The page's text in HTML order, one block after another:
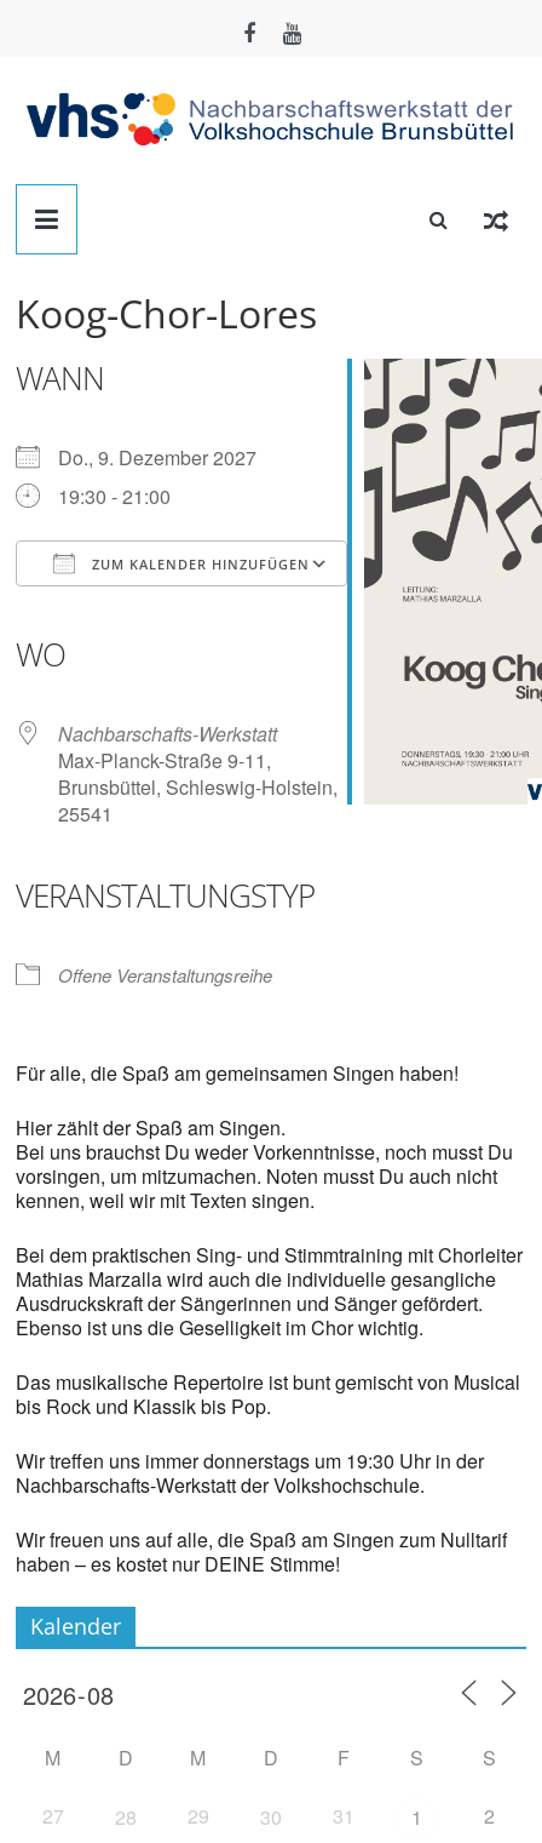
Nachbarschafts-
Werkstatt
Brunsbüttel
Der
zum
Basteln,
Tüfteln,
Digitalisieren
Koog-Chor-Lores
WANN
Do., 9. Dezember 2027
19:30 - 21:00
ZUM KALENDER HINZUFÜGEN
Outlook Live
WO
Nachbarschafts-Werkstatt
Max-Planck-Straße 9-11,
Brunsbüttel, Schleswig-Holstein,
25541
VERANSTALTUNGSTYP
Offene Veranstaltungsreihe
Für alle, die Spaß am gemeinsamen Singen haben!
Hier zählt der Spaß am Singen.
Bei uns brauchst Du weder Vorkenntnisse, noch musst Du
vorsingen, um mitzumachen. Noten musst Du auch nicht
kennen, weil wir mit Texten singen.
Bei dem praktischen Sing- und Stimmtraining mit Chorleiter
Mathias Marzalla wird auch die individuelle gesangliche
Ausdruckskraft der Sängerinnen und Sänger gefördert.
Ebenso ist uns die Geselligkeit im Chor wichtig.
Das musikalische Repertoire ist bunt gemischt von Musical
bis Rock und Klassik bis Pop.
Wir treffen uns immer donnerstags um 19:30 Uhr in der
Nachbarschafts-Werkstatt der Volkshochschule.
Wir freuen uns auf alle, die Spaß am Singen zum Nulltarif
haben – es kostet nur DEINE Stimme!
Kalender
M D M D F S S
27 28 29 30 31 1 2